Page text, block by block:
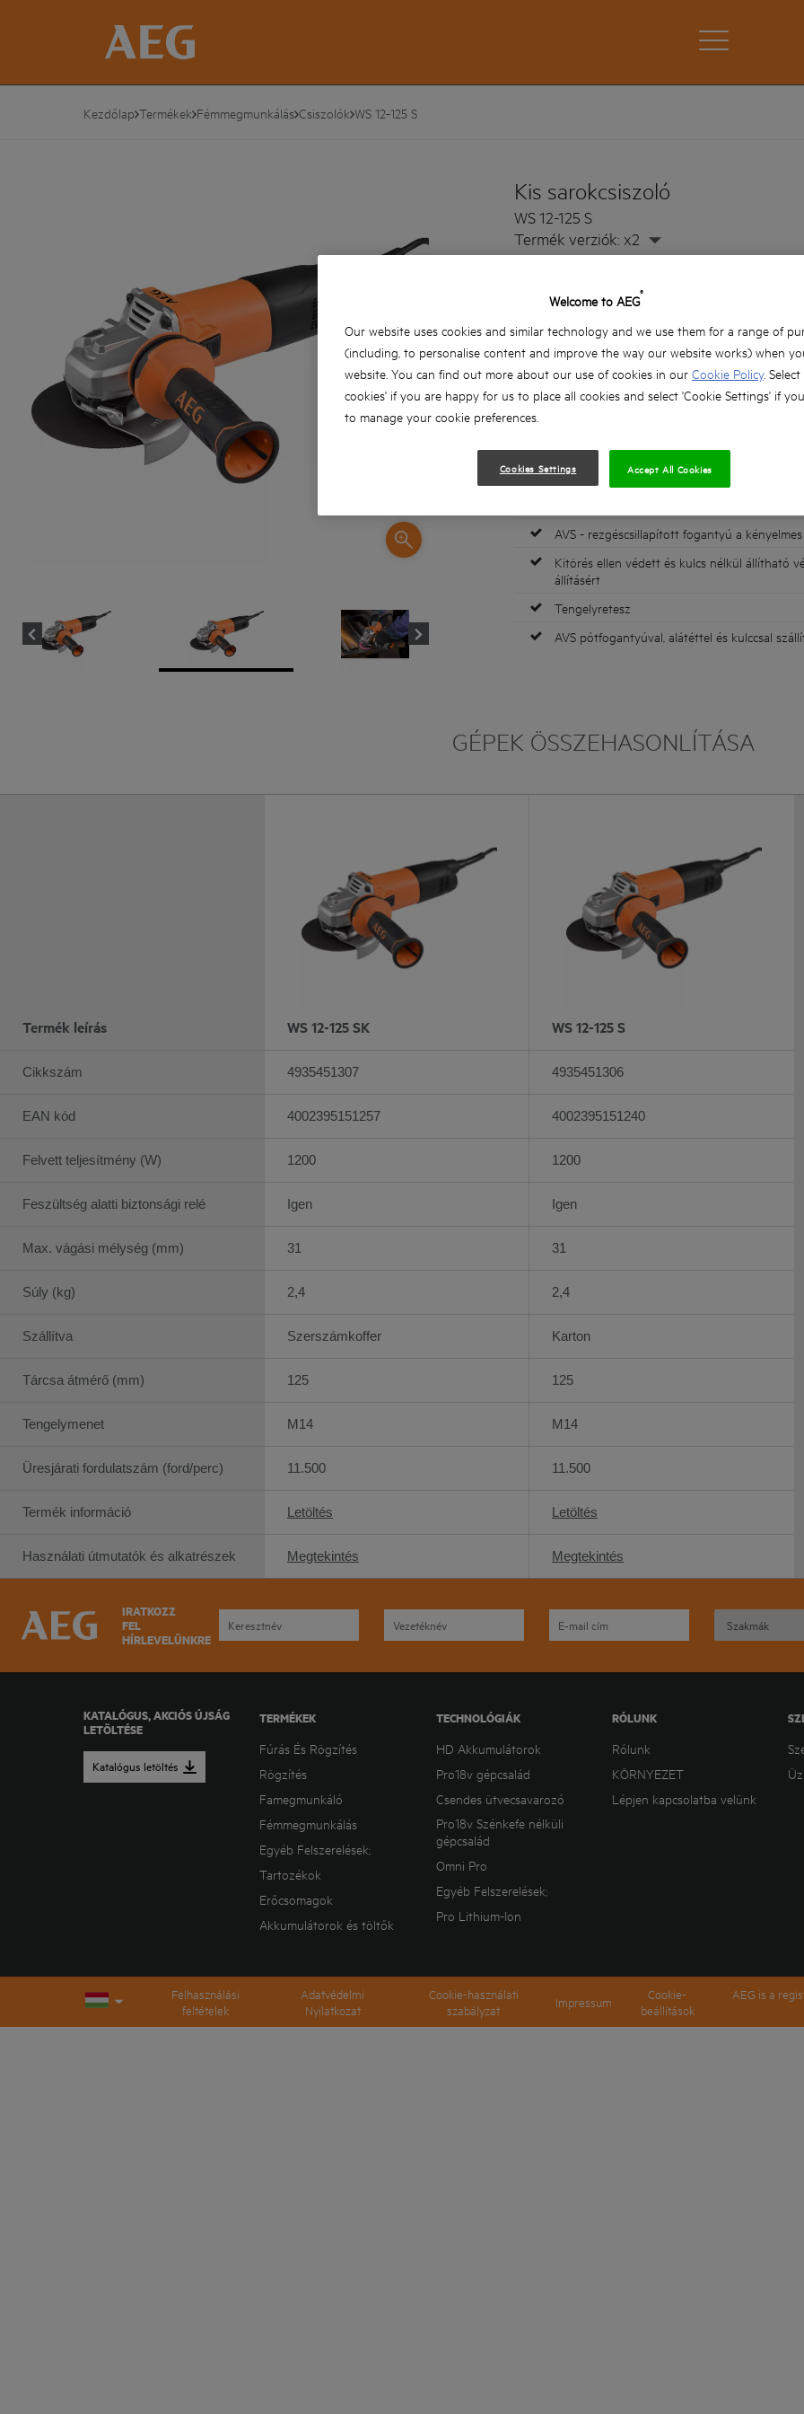
Kezdőlap Termékek Fémmegmunkálás Csiszolók WS 12-125 S
Kis sarokcsiszoló
WS 12-125 S
Termék verziók: x2
Feszültség alatti biztonsági relé véd az
esetleges áramszünet után
Fém hajtómű a tartósságért
Lapos fém hajtóműház a munkadarab kiváló
vágásmélységért
munkavégzésért
AVS - rezgéscsillapított fogantyú a
Kitörés ellen védett és kulcs nélkül állítható
állításért
Tengelyretesz
AVS pótfogantyúval, alátéttel és kulccsal
GÉPEK ÖSSZEHASONLÍTÁSA
Termék leírás
Cikkszám
EAN kód
Felvett teljesítmény (W)
Feszültség alatti biztonsági relé
Max. vágási mélység (mm)
Súly (kg)
Szállítva
Tárcsa átmérő (mm)
Tengelymenet
Üresjárati fordulatszám (ford/perc)
Termék információ
Használati útmutatók és alkatrészek
WS 12-125 SK
4935451307
4002395151257
1200
Igen
31
2,4
Szerszámkoffer
125
M14
11.500
Letöltés
Megtekintés
WS 12-125 S
4935451306
4002395151240
1200
Igen
31
2,4
Karton
125
M14
11.500
Letöltés
Megtekintés
IRATKOZZ
FEL
HÍRLEVELÜNKRE
KATALÓGUS, AKCIÓS ÚJSÁG
LETÖLTÉSE
Katalógus letöltés
TERMÉKEK
Fúrás És Rögzítés
Rögzítés
Famegmunkáló
Fémmegmunkálás
Egyéb Felszerelések;
Tartozékok
Erőcsomagok
Akkumulátorok és töltők
TECHNOLÓGIÁK
HD Akkumulátorok
Pro18v gépcsalád
Csendes ütvecsavarozó
Pro18v Szénkefe nélküli
gépcsalád
Omni Pro
Egyéb Felszerelések;
Pro Lithium-Ion
RÓLUNK
Rólunk
KÖRNYEZET
Lépjen kapcsolatba velünk
Felhasználási
feltételek
Adatvédelmi
Nyilatkozat
Cookie-használati
szabályzat
Impressum
Cookie-
beállítások
AEG is a
Welcome to AEG®
Our website uses cookies and similar technology and we use them for a range of
(including, to personalise content and improve the way our website works) when
website. You can find out more about our use of cookies in our Cookie Policy.
cookies' if you are happy for us to place all cookies and select 'Cookie Settings' if
to manage your cookie preferences.
Cookies Settings Accept All Cookies